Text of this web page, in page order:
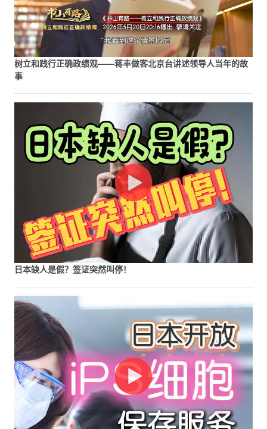
树立和践行正确政绩观——蒋丰做客北京台讲述领导人当年的故
事
日本缺人是假？签证突然叫停！